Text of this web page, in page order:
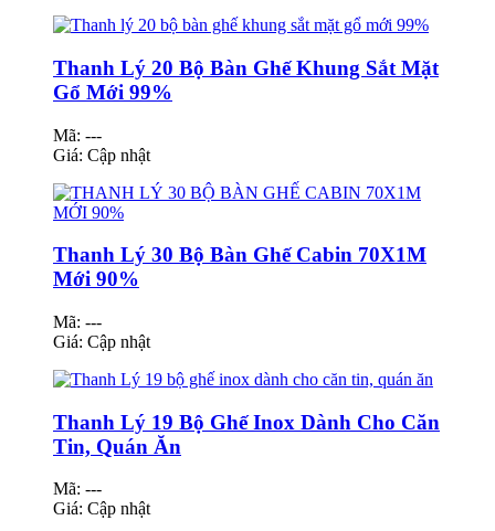
Thanh Lý 20 Bộ Bàn Ghế Khung Sắt Mặt
Gổ Mới 99%
Mã: ---
Giá: Cập nhật
Thanh Lý 30 Bộ Bàn Ghế Cabin 70X1M
Mới 90%
Mã: ---
Giá: Cập nhật
Thanh Lý 19 Bộ Ghế Inox Dành Cho Căn
Tin, Quán Ăn
Mã: ---
Giá: Cập nhật